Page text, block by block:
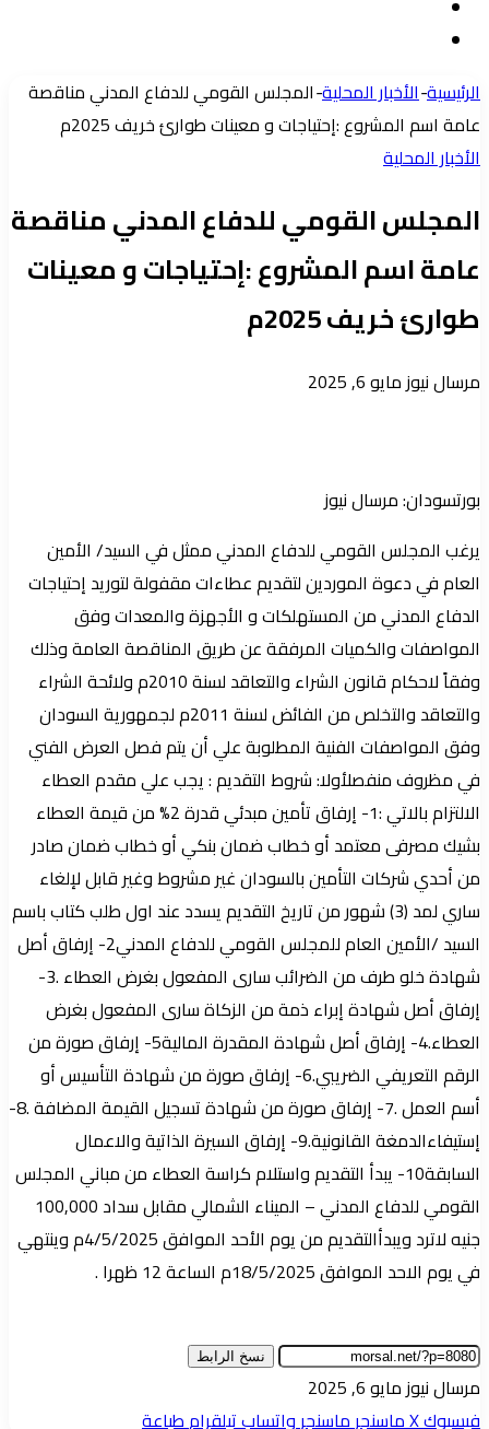
جانبيالرئيسية-الأخبار المحلية-المجلس القومي للدفاع المدني مناقصة
عامة اسم المشروع :إحتياجات و معينات طوارئ خريف 2025م
الأخبار المحلية
المجلس القومي للدفاع المدني مناقصة
عامة اسم المشروع :إحتياجات و معينات
طوارئ خريف 2025م
مرسال نيوزأرسل
مايو 6, 2025
بورتسودان: مرسال نيوز
يرغب المجلس القومي للدفاع المدني ممثل في السيد/ الأمين
العام في دعوة الموردين لتقديم عطاءات مقفولة لتوريد إحتياجات
الدفاع المدني من المستهلكات و الأجهزة والمعدات وفق
المواصفات والكميات المرفقة عن طريق المناقصة العامة وذلك
وفقاً لاحكام قانون الشراء والتعاقد لسنة 2010م ولائحة الشراء
والتعاقد والتخلص من الفائض لسنة 2011م لجمهورية السودان
وفق المواصفات الفنية المطلوبة علي أن يتم فصل العرض الفني
في مظروف منفصلأولا: شروط التقديم : يجب علي مقدم العطاء
الالتزام بالاتي :1- إرفاق تأمين مبدئي قدرة 2% من قيمة العطاء
بشيك مصرفى معتمد أو خطاب ضمان بنكي أو خطاب ضمان صادر
من أحدي شركات التأمين بالسودان غير مشروط وغير قابل لإلغاء
ساري لمد (3) شهور من تاريخ التقديم يسدد عند اول طلب كتاب باسم
السيد /الأمين العام للمجلس القومي للدفاع المدني2- إرفاق أصل
شهادة خلو طرف من الضرائب سارى المفعول بغرض العطاء .3-
إرفاق أصل شهادة إبراء ذمة من الزكاة سارى المفعول بغرض
العطاء.4- إرفاق أصل شهادة المقدرة المالية5- إرفاق صورة من
الرقم التعريفي الضريبي.6- إرفاق صورة من شهادة التأسيس أو
أسم العمل .7- إرفاق صورة من شهادة تسجيل القيمة المضافة .8-
إستيفاءالدمغة القانونية.9- إرفاق السيرة الذاتية والاعمال
السابقة10- يبدأ التقديم واستلام كراسة العطاء من مباني المجلس
القومي للدفاع المدني – الميناء الشمالي مقابل سداد 100,000
جنيه لاترد ويبدأالتقديم من يوم الأحد الموافق 4/5/2025م وينتهي
في يوم الاحد الموافق 18/5/2025م الساعة 12 ظهرا .
نسخ الرابط
مرسال نيوزأرسل
بريدا
مايو 6, 2025
فيسبوك‫Xماسنجرماسنجر واتسابتيلقرامطباعة